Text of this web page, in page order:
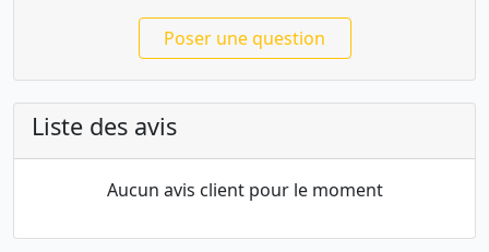
Poser une question
Liste des avis
Aucun avis client pour le moment